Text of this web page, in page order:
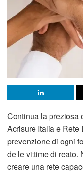
Continua la preziosa
Acrisure Italia e Rete
prevenzione di ogni
delle vittime di reato.
creare una rete